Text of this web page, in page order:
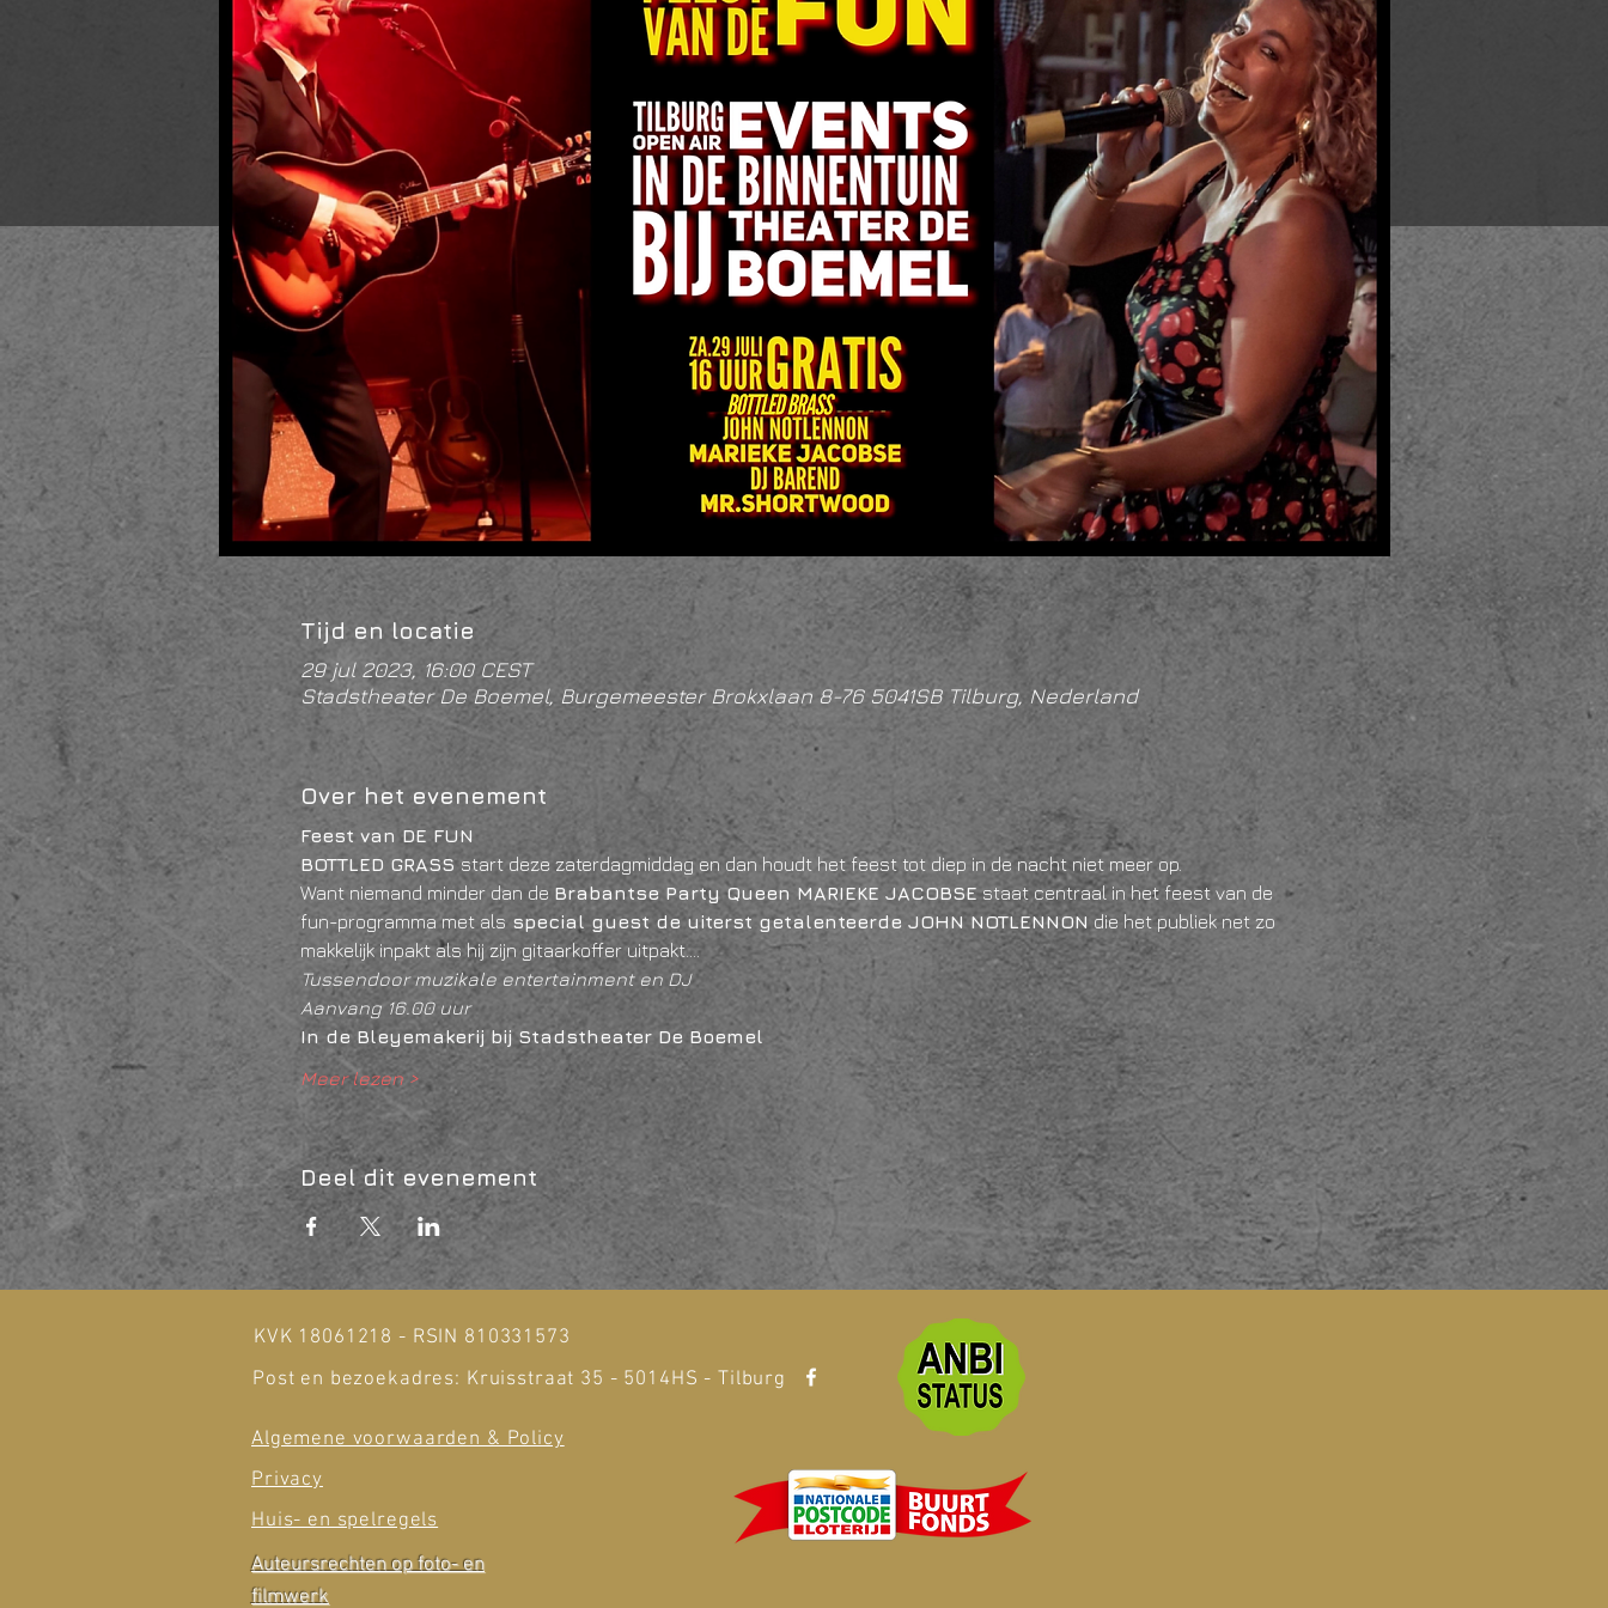
Tijd en locatie
29 jul 2023, 16:00 CEST
Stadstheater De Boemel, Burgemeester Brokxlaan 8-76 5041SB Tilburg, Nederland
Over het evenement
Feest van DE FUN
BOTTLED GRASS start deze zaterdagmiddag en dan houdt het feest tot diep in de nacht niet meer op.
Want niemand minder dan de Brabantse Party Queen MARIEKE JACOBSE staat centraal in het feest van de
fun-programma met als special guest de uiterst getalenteerde JOHN NOTLENNON die het publiek net zo
makkelijk inpakt als hij zijn gitaarkoffer uitpakt….
Tussendoor muzikale entertainment en DJ
Aanvang 16.00 uur
In de Bleyemakerij bij Stadstheater De Boemel
Meer lezen >
Deel dit evenement
KVK 18061218 - RSIN 810331573
Post en bezoekadres: Kruisstraat 35 - 5014HS - Tilburg
Algemene voorwaarden & Policy
Privacy
Huis- en spelregels
Auteursrechten op foto- en
filmwerk